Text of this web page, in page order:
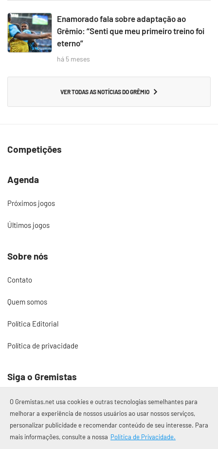
Enamorado fala sobre adaptação ao
Grêmio: “Senti que meu primeiro treino foi
eterno”
há 5 meses
VER TODAS AS NOTÍCIAS DO GRÊMIO
Competições
Agenda
Próximos jogos
Últimos jogos
Sobre nós
Contato
Quem somos
Política Editorial
Política de privacidade
Siga o Gremistas
© 2017 – 2026 Gremistas.net
Gremistas.net — Porto Alegre/RS
O Gremistas.net usa cookies e outras tecnologias semelhantes para
melhorar a experiência de nossos usuários ao usar nossos serviços,
personalizar publicidade e recomendar conteúdo de seu interesse. Para
mais informações, consulte a nossa Política de Privacidade.